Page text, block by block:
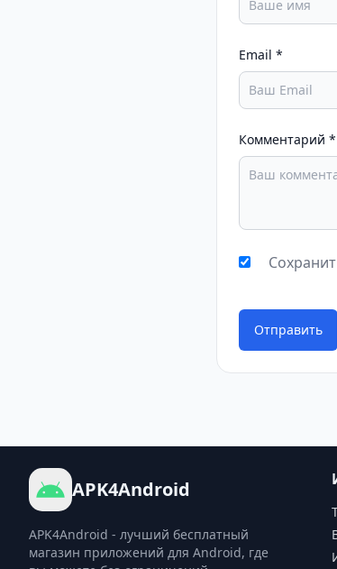
Email *
Комментарий *
Отправить
APK4Android
APK4Android - лучший бесплатный
магазин приложений для Android, где